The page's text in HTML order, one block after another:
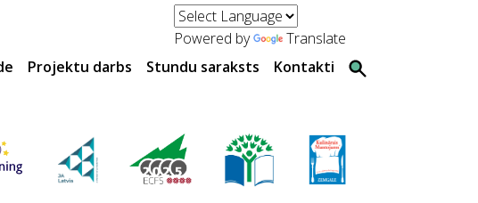
Powered by
Translate
Projektu darbs Stundu saraksts Kontakti